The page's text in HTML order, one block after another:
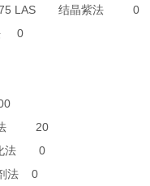
LAS 结晶紫法 0
0
20
法 0
法 0